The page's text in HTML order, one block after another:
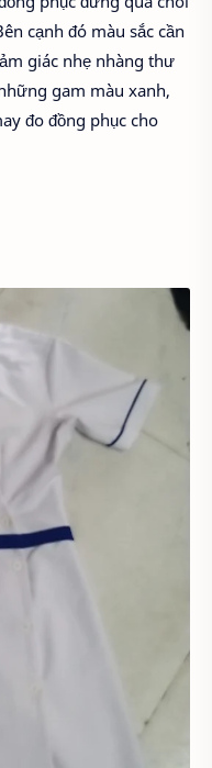
cạnh đó màu sắc cần
giác nhẹ nhàng thư
gam màu xanh,
đo đồng phục cho